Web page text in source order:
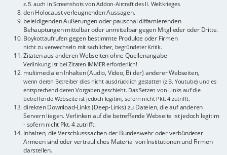
z.B. auch in Screenshots von Addon-Aircraft des II. Weltkrieges.
den Holocaust verleugnenden Aussagen.
beleidigenden Äußerungen oder pauschal diffamierenden
Behauptungen mittelbar oder unmittelbar gegen Mitglieder oder Dritte.
Boykottaufrufen gegen bestimmte Produkte oder Firmen
nicht zu verwechseln mit sachlicher, begründeter Kritik.
Zitaten aus anderen Webseiten ohne Quellenangabe
Verlinkung ist bei Zitaten IMMER erforderlich!
multimedialen Inhalten (Audio, Video, Bilder) anderer Webseiten,
wenn deren Betreiber dies nicht ausdrücklich gestatten (z.B. Youtube) und es
entsprechend deren Vorgaben geschieht. Das Setzen von Links auf die
betreffende Webseite ist jedoch legitim, sofern nicht Pkt. 4 zutrifft.
direkten Download-Links (Deep-Links) zu Dateien, die auf anderen
Servern liegen. Verlinken auf die betreffende Webseite ist jedoch legitim
- sofern nicht Pkt. 4 zutrifft.
Inhalten, die Verschlusssachen der Bundeswehr oder verbündeter
Armeen sind oder vertrauliches Material von Institutionen und Firmen
darstellen.